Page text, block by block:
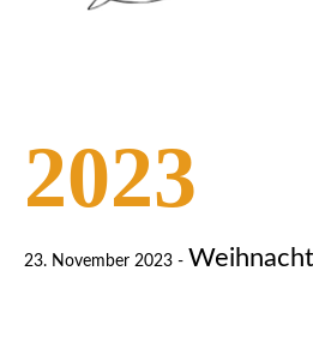
2023
23. November 2023 -